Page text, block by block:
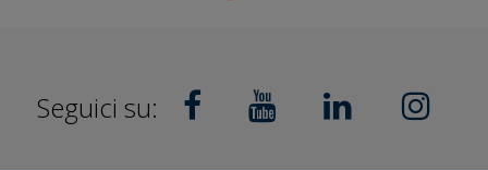
Seguici su: